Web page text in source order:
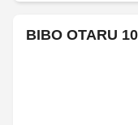
BIBO OTARU